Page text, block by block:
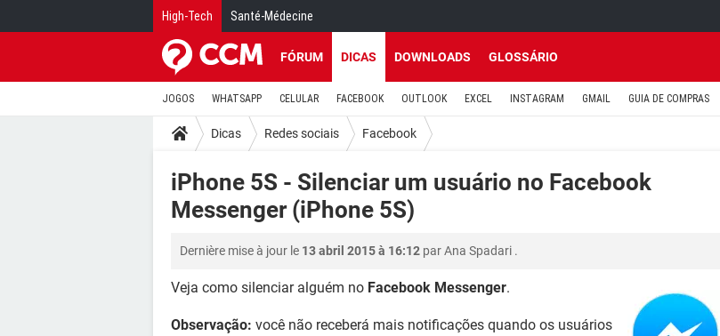
High-Tech Santé-Médecine
FÓRUM DICAS DOWNLOADS GLOSSÁRIO
JOGOS WHATSAPP CELULAR FACEBOOK OUTLOOK EXCEL INSTAGRAM GMAIL GUIA DE COMPRAS
Dicas Redes sociais Facebook
iPhone 5S - Silenciar um usuário no Facebook
Messenger (iPhone 5S)
Dernière mise à jour le 13 abril 2015 à 16:12 parAna Spadari .
Veja como silenciar alguém no Facebook Messenger.
Observação: você não receberá mais notificações quando os usuários